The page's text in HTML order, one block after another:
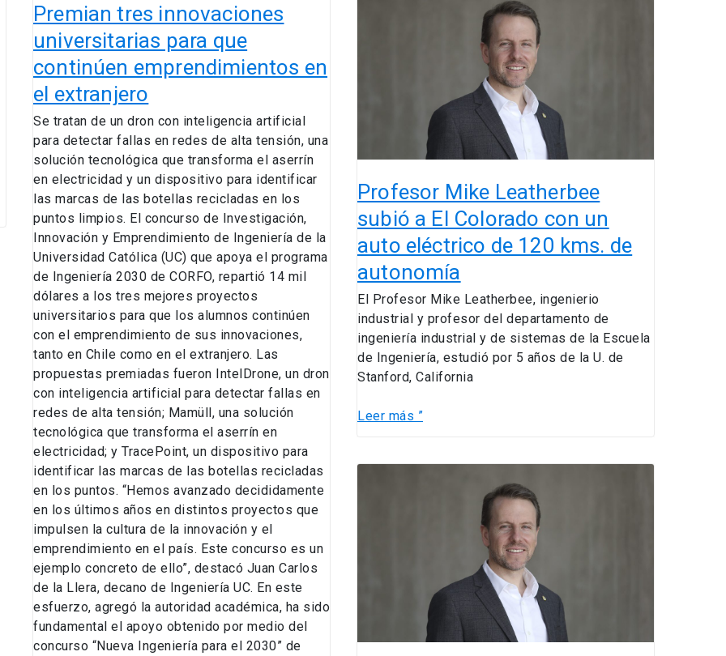
Premian tres innovaciones
universitarias para que
continúen emprendimientos en
el extranjero
Se tratan de un dron con inteligencia artificial
para detectar fallas en redes de alta tensión, una
solución tecnológica que transforma el aserrín
en electricidad y un dispositivo para identificar
las marcas de las botellas recicladas en los
puntos limpios. El concurso de Investigación,
Innovación y Emprendimiento de Ingeniería de la
Universidad Católica (UC) que apoya el programa
de Ingeniería 2030 de CORFO, repartió 14 mil
dólares a los tres mejores proyectos
universitarios para que los alumnos continúen
con el emprendimiento de sus innovaciones,
tanto en Chile como en el extranjero. Las
propuestas premiadas fueron IntelDrone, un dron
con inteligencia artificial para detectar fallas en
redes de alta tensión; Mamüll, una solución
tecnológica que transforma el aserrín en
electricidad; y TracePoint, un dispositivo para
identificar las marcas de las botellas recicladas
en los puntos. “Hemos avanzado decididamente
en los últimos años en distintos proyectos que
impulsen la cultura de la innovación y el
emprendimiento en el país. Este concurso es un
ejemplo concreto de ello”, destacó Juan Carlos
de la Llera, decano de Ingeniería UC. En este
esfuerzo, agregó la autoridad académica, ha sido
fundamental el apoyo obtenido por medio del
concurso “Nueva Ingeniería para el 2030” de
tres
innovaciones
universitarias
para
que
continúen
emprendimientos
en
el
extranjero
Profesor Mike Leatherbee
subió a El Colorado con un
auto eléctrico de 120 kms. de
autonomía
El Profesor Mike Leatherbee, ingenierio
industrial y profesor del departamento de
ingeniería industrial y de sistemas de la Escuela
de Ingeniería, estudió por 5 años de la U. de
Stanford, California
auto
eléctrico
de
120
kms.
autonomía
Leer más ”
Emprendimiento
de